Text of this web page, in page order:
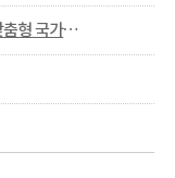
인공지능(AI) 기반 이용자 맞춤형 국가통계포털 통계표 생성 시범 서비스 안내